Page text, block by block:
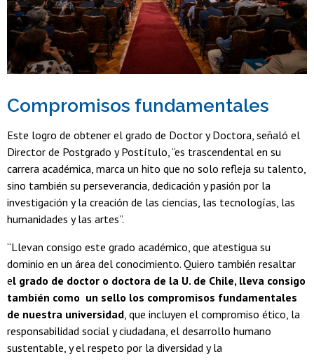
Compromisos fundamentales
Este logro de obtener el grado de Doctor y Doctora, señaló el
Director de Postgrado y Postítulo, “es trascendental en su
carrera académica, marca un hito que no solo refleja su talento,
sino también su perseverancia, dedicación y pasión por la
investigación y la creación de las ciencias, las tecnologías, las
humanidades y las artes”.
“Llevan consigo este grado académico, que atestigua su
dominio en un área del conocimiento. Quiero también resaltar
el grado de doctor o doctora de la U. de Chile, lleva consigo
también como un sello los compromisos fundamentales
de nuestra universidad , que incluyen el compromiso ético, la
responsabilidad social y ciudadana, el desarrollo humano
sustentable, y el respeto por la diversidad y la